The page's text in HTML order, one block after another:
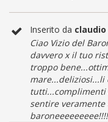
Inserito da claudio
Ciao Vizio del
davvero x il tuo
troppo
mare...deliziosi...li
tutti...complimenti
sentire veramente